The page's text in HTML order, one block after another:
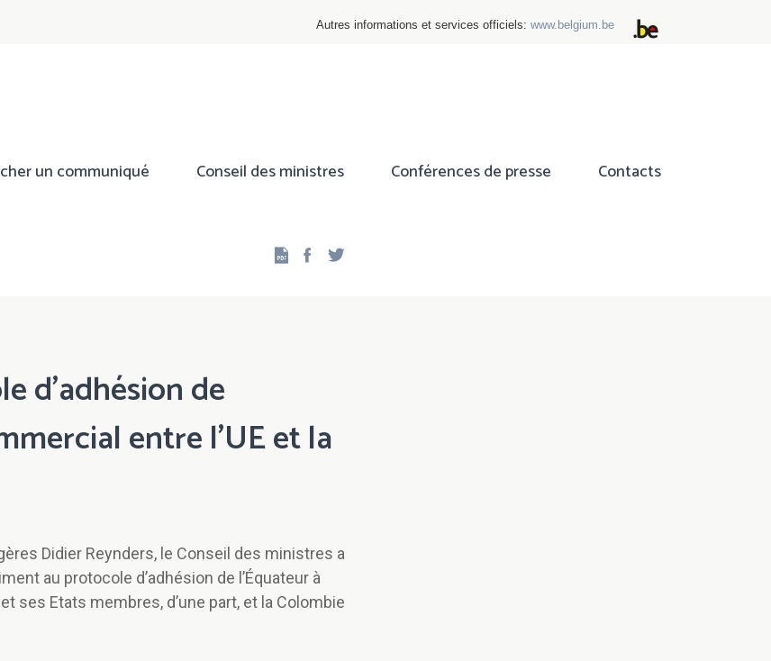
Autres informations et services officiels: www.belgium.be
un communiqué Conseil des ministres Conférences de presse Contacts
Facebook
d’adhésion de
entre l’UE et la
Didier Reynders, le Conseil des ministres a
au protocole d’adhésion de l’Équateur à
ses Etats membres, d’une part, et la Colombie